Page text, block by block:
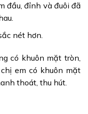
đầu, đỉnh và đuôi đã
nét hơn.
có khuôn mặt tròn,
em có khuôn mặt
thoát, thu hút.